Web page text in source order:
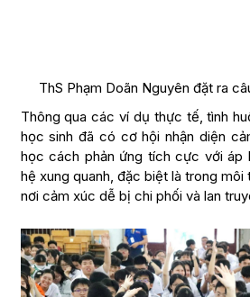
ThS Phạm Doãn Nguyên đặt ra
Thông qua các ví dụ thực tế, tình
học sinh đã có cơ hội nhận diện
học cách phản ứng tích cực với áp
hệ xung quanh, đặc biệt là trong môi
nơi cảm xúc dễ bị chi phối và lan